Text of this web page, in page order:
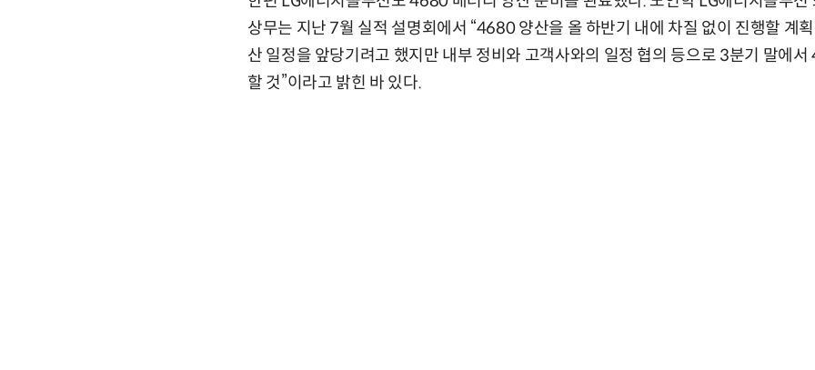
상무는 지난 7월 실적 설명회에서 “4680 양산을 올 하반기 내에 차질 없이 진행할 계
산 일정을 앞당기려고 했지만 내부 정비와 고객사와의 일정 협의 등으로 3분기 말에
할 것”이라고 밝힌 바 있다.